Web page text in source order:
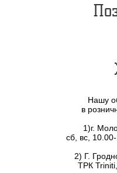
Нашу
в
1)г.
сб, вс,
2) Г.
ТРК